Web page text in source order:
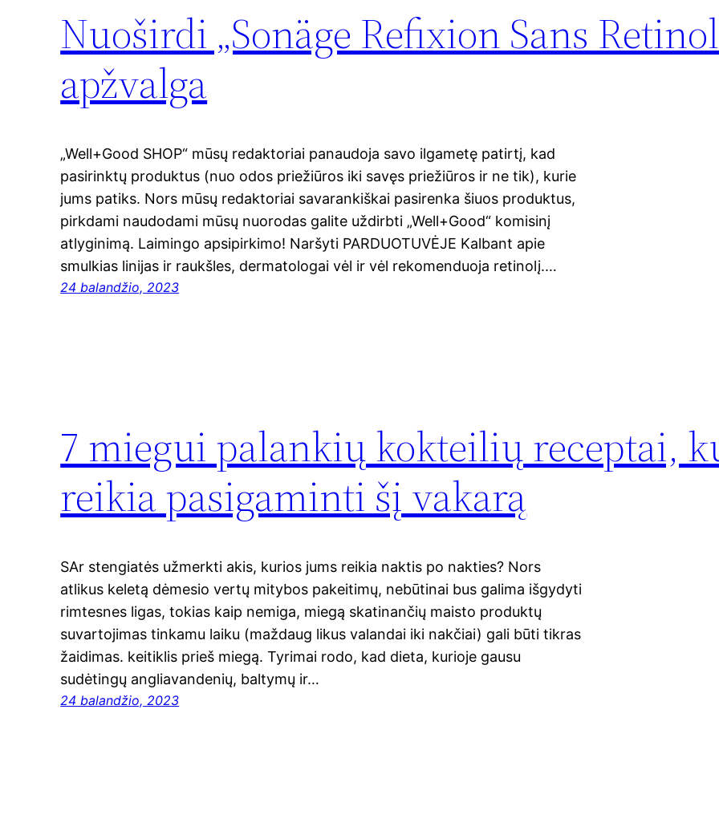
Nuoširdi „Sonäge Refixion Sans
apžvalga
„Well+Good SHOP“ mūsų redaktoriai panaudoja savo ilgametę patirtį, kad
pasirinktų produktus (nuo odos priežiūros iki savęs priežiūros ir ne tik), kurie
jums patiks. Nors mūsų redaktoriai savarankiškai pasirenka šiuos produktus,
pirkdami naudodami mūsų nuorodas galite uždirbti „Well+Good“ komisinį
atlyginimą. Laimingo apsipirkimo! Naršyti PARDUOTUVĖJE Kalbant apie
smulkias linijas ir raukšles, dermatologai vėl ir vėl rekomenduoja retinolį.…
24 balandžio, 2023
7 miegui palankių kokteilių receptai,
reikia pasigaminti šį vakarą
SAr stengiatės užmerkti akis, kurios jums reikia naktis po nakties? Nors
atlikus keletą dėmesio vertų mitybos pakeitimų, nebūtinai bus galima išgydyti
rimtesnes ligas, tokias kaip nemiga, miegą skatinančių maisto produktų
suvartojimas tinkamu laiku (maždaug likus valandai iki nakčiai) gali būti tikras
žaidimas. keitiklis prieš miegą. Tyrimai rodo, kad dieta, kurioje gausu
sudėtingų angliavandenių, baltymų ir…
24 balandžio, 2023